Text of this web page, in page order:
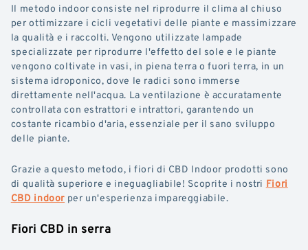
Il metodo indoor consiste nel riprodurre il clima al chiuso
per ottimizzare i cicli vegetativi delle piante e massimizzare
la qualità e i raccolti. Vengono utilizzate lampade
specializzate per riprodurre l'effetto del sole e le piante
vengono coltivate in vasi, in piena terra o fuori terra, in un
sistema idroponico, dove le radici sono immerse
direttamente nell'acqua. La ventilazione è accuratamente
controllata con estrattori e intrattori, garantendo un
costante ricambio d'aria, essenziale per il sano sviluppo
delle piante.
Grazie a questo metodo, i fiori di CBD Indoor prodotti sono
di qualità superiore e ineguagliabile! Scoprite i nostri Fiori
CBD indoor per un'esperienza impareggiabile.
Fiori CBD in serra